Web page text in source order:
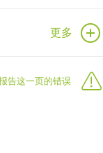
更多
告这一页的错误